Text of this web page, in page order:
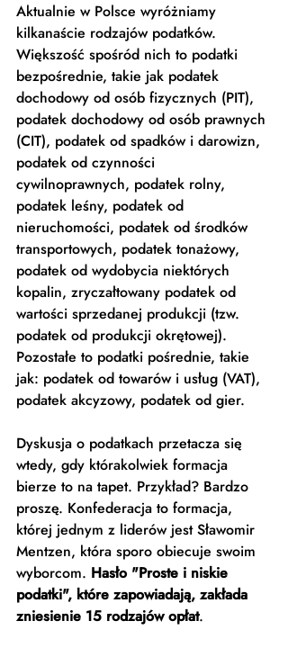
Aktualnie w Polsce wyróżniamy
kilkanaście rodzajów podatków.
Większość spośród nich to podatki
bezpośrednie, takie jak podatek
dochodowy od osób fizycznych (PIT),
podatek dochodowy od osób prawnych
(CIT), podatek od spadków i darowizn,
podatek od czynności
cywilnoprawnych, podatek rolny,
podatek leśny, podatek od
nieruchomości, podatek od środków
transportowych, podatek tonażowy,
podatek od wydobycia niektórych
kopalin, zryczałtowany podatek od
wartości sprzedanej produkcji (tzw.
podatek od produkcji okrętowej).
Pozostałe to podatki pośrednie, takie
jak: podatek od towarów i usług (VAT),
podatek akcyzowy, podatek od gier.
Dyskusja o podatkach przetacza się
wtedy, gdy którakolwiek formacja
bierze to na tapet. Przykład? Bardzo
proszę. Konfederacja to formacja,
której jednym z liderów jest Sławomir
Mentzen, która sporo obiecuje swoim
wyborcom. Hasło "Proste i niskie
podatki", które zapowiadają, zakłada
zniesienie 15 rodzajów opłat.